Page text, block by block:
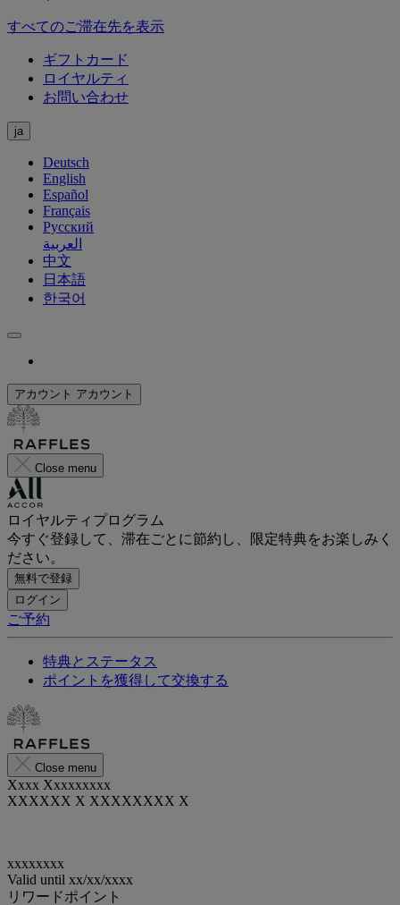
すべてのご滞在先を表示
ギフトカード
ロイヤルティ
お問い合わせ
ja
Deutsch
English
Español
Français
Русский
العربية
中文
日本語
한국어
アカウント アカウント
Close menu
ロイヤルティプログラム
今すぐ登録して、滞在ごとに節約し、限定特典をお楽しみく
ださい。
無料で登録
ログイン
ご予約
特典とステータス
ポイントを獲得して交換する
Close menu
Xxxx Xxxxxxxxx
XXXXXX X XXXXXXXX X
xxxxxxxx
Valid until xx/xx/xxxx
リワードポイント